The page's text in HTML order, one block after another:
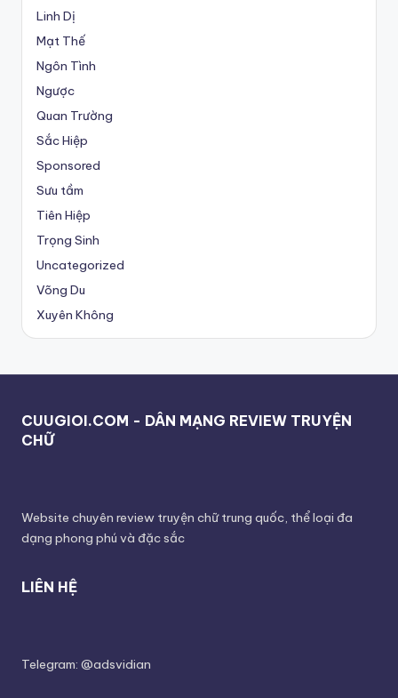
Linh Dị
Mạt Thế
Ngôn Tình
Ngược
Quan Trường
Sắc Hiệp
Sponsored
Sưu tầm
Tiên Hiệp
Trọng Sinh
Uncategorized
Võng Du
Xuyên Không
CUUGIOI.COM - DÂN MẠNG REVIEW TRUYỆN
CHỮ
Website chuyên review truyện chữ trung quốc, thể loại đa
dạng phong phú và đặc sắc
LIÊN HỆ
Telegram: @adsvidian